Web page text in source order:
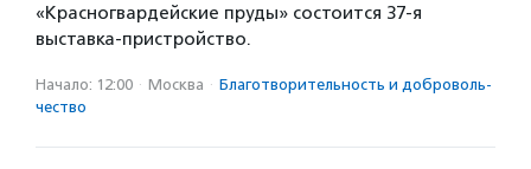
«Красногвардейские пруды» состоится 37-я
выставка-пристройство.
Начало: 12:00 · Москва · Благотвори­тель­ность и доброволь­
чест­во